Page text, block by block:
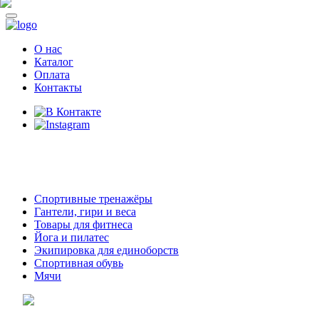
О нас
Каталог
Оплата
Контакты
Спортивные тренажёры
Гантели, гири и веса
Товары для фитнеса
Йога и пилатес
Экипировка для единоборств
Спортивная обувь
Мячи